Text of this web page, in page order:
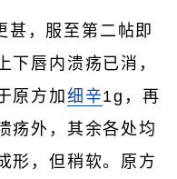
甚，服至第二帖即
下唇内溃疡已消，
原方加 细辛1g，再
疡外，其余各处均
形，但稍软。原方